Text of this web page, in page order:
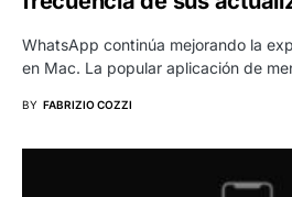
WhatsApp continúa mejorando la
en Mac. La popular aplicación de
BY FABRIZIO COZZI